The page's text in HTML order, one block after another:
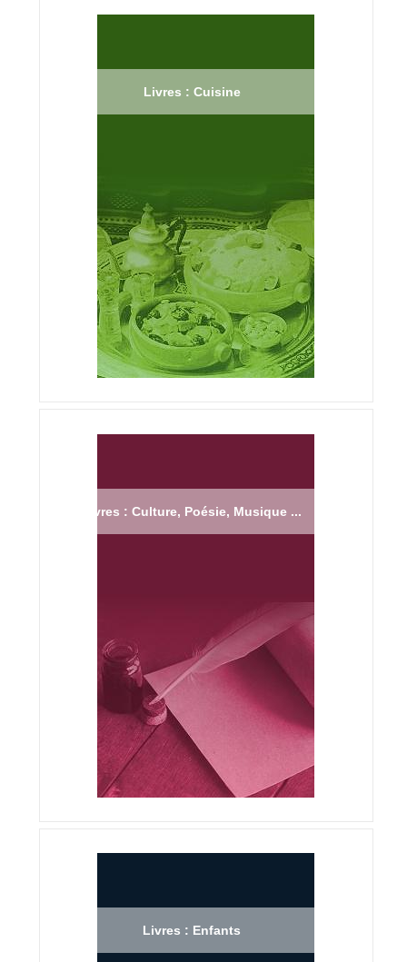
Livres : Cuisine
Livres : Culture, Poésie, Musique ...
Livres : Enfants